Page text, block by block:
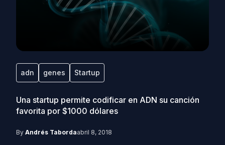
adn genes Startup
Una startup permite codificar en ADN su canción
favorita por $1000 dólares
By Andrés Tabordaabril 8, 2018